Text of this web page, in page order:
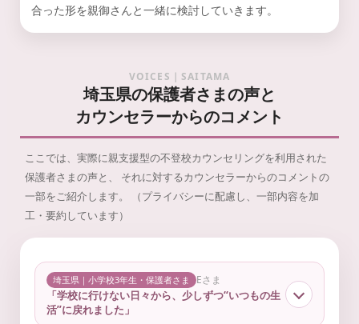
合った形を親御さんと一緒に検討していきます。
VOICES｜SAITAMA
埼玉県の保護者さまの声と
カウンセラーからのコメント
ここでは、実際に親支援型の不登校カウンセリングを利用された
保護者さまの声と、
それに対するカウンセラーからのコメントの
一部をご紹介します。
（プライバシーに配慮し、一部内容を加
工・要約しています）
埼玉県｜小学校3年生・保護者さま Eさま
「学校に行けない日々から、少しずつ“いつもの生
活”に戻れました」